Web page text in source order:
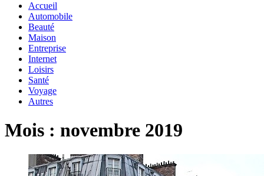
Accueil
Automobile
Beauté
Maison
Entreprise
Internet
Loisirs
Santé
Voyage
Autres
Mois : novembre 2019